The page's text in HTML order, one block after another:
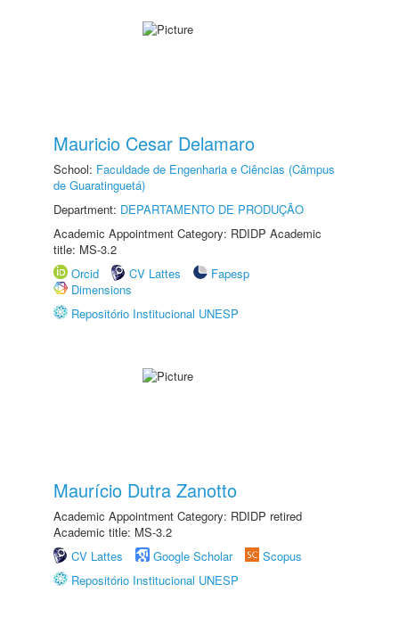
Mauricio Cesar Delamaro
School: Faculdade de Engenharia e Ciências (Câmpus
de Guaratinguetá)
Department: DEPARTAMENTO DE PRODUÇÃO
Academic Appointment Category: RDIDP Academic
title: MS-3.2
Orcid
CV Lattes
Fapesp
Dimensions
Repositório Institucional UNESP
Maurício Dutra Zanotto
Academic Appointment Category: RDIDP retired
Academic title: MS-3.2
CV Lattes
Google Scholar
Scopus
Repositório Institucional UNESP